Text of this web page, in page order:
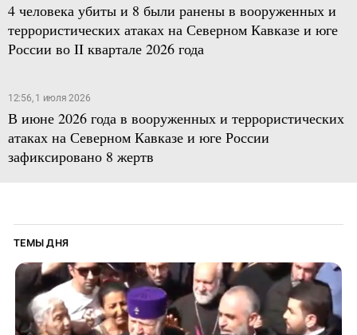
4 человека убиты и 8 были ранены в вооруженных и
террористических атаках на Северном Кавказе и юге
России во II квартале 2026 года
12:56, 1 июля 2026
В июне 2026 года в вооруженных и террористических
атаках на Северном Кавказе и юге России
зафиксировано 8 жертв
ТЕМЫ ДНЯ